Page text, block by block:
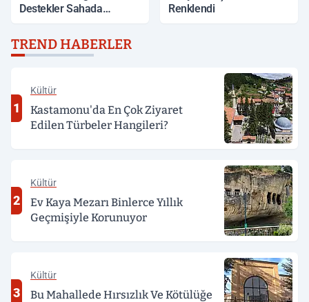
Destekler Sahada
Renklendi
TREND HABERLER
1
Kültür
Kastamonu'da En Çok Ziyaret
Edilen Türbeler Hangileri?
2
Kültür
Ev Kaya Mezarı Binlerce Yıllık
Geçmişiyle Korunuyor
3
Kültür
Bu Mahallede Hırsızlık Ve Kötülüğe